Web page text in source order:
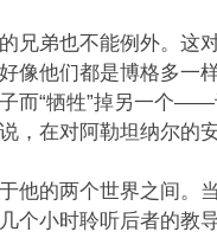
兄弟也不能例外。这
像他们都是博格多一
而“牺牲”掉另一个
，在对阿勒坦纳尔的
他的两个世界之间。
个小时聆听后者的教